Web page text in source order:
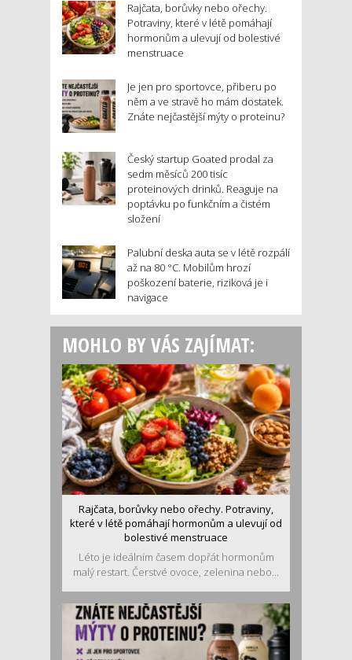
Rajčata, borůvky nebo ořechy.
Potraviny, které v létě pomáhají
hormonům a ulevují od bolestivé
menstruace
Je jen pro sportovce, přiberu po
něm a ve stravě ho mám dostatek.
Znáte nejčastější mýty o proteinu?
Český startup Goated prodal za
sedm měsíců 200 tisíc
proteinových drinků. Reaguje na
poptávku po funkčním a čistém
složení
Palubní deska auta se v létě rozpálí
až na 80 °C. Mobilům hrozí
poškození baterie, riziková je i
navigace
MOHLO BY VÁS ZAJÍMAT:
Rajčata, borůvky nebo ořechy. Potraviny,
které v létě pomáhají hormonům a ulevují od
bolestivé menstruace
Léto je ideálním časem dopřát hormonům
malý restart. Čerstvé ovoce, zelenina nebo...